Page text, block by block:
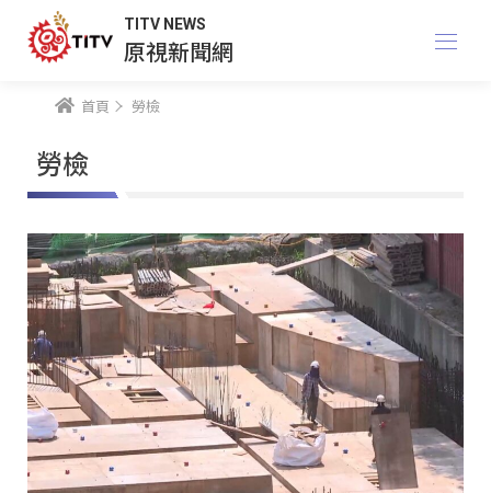
TITV NEWS
原視新聞網
首頁 勞檢
勞檢